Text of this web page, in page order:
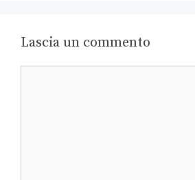
Lascia un commento